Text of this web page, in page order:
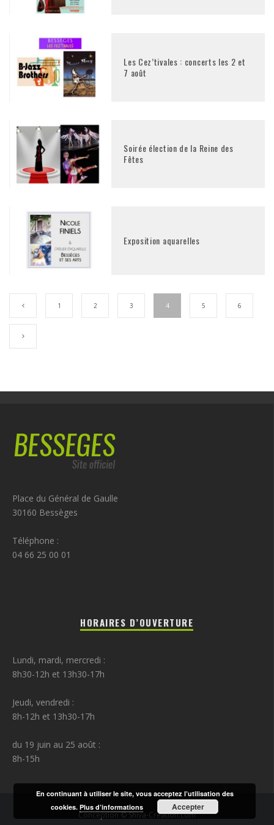
Les Cez’tivales : concerts les 2 et
7 août
Soirée élection de la Reine des
Fêtes
Exposition aquarelles
1 2 3 4 5 6
Place du Général de Gaulle
30160 Bessèges
Téléphone :
04 66 25 00 01
HORAIRES D’OUVERTURE
Lundi, mardi, mercredi :
8h30-12h et 13h30-17h
Jeudi, vendredi :
8h-12h et 13h30-17h
du 19 juin au 25 août :
8h-15h
Conception © Shiva-Création.com
En continuant à utiliser le site, vous acceptez l’utilisation des
cookies.Plus d’informations Accepter